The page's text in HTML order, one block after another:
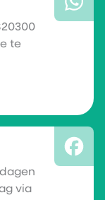
te
via